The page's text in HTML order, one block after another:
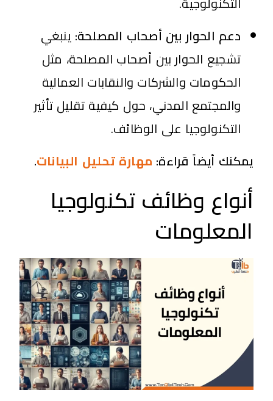
دعم الحوار بين أصحاب المصلحة:ينبغي
تشجيع الحوار بين أصحاب المصلحة، مثل
الحكومات والشركات والنقابات العمالية
والمجتمع المدني، حول كيفية تقليل تأثير
التكنولوجيا على الوظائف.
يمكنك أيضاً قراءة: مهارة تحليل البيانات.
أنواع وظائف تكنولوجيا
المعلومات